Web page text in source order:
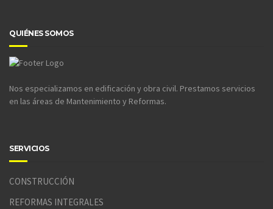
QUIÉNES SOMOS
Nos especializamos en edificación y obra civil. Prestamos servicios
en las áreas de Mantenimiento y Reformas.
SERVICIOS
CONSTRUCCIÓN
REFORMAS INTEGRALES